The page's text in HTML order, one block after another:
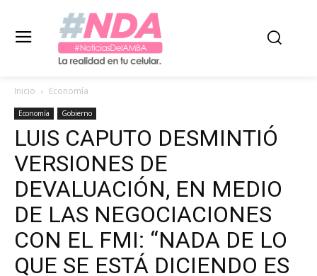
Inicio Economía
Economía Gobierno
LUIS CAPUTO DESMINTIÓ
VERSIONES DE
DEVALUACIÓN, EN MEDIO
DE LAS NEGOCIACIONES
CON EL FMI: “NADA DE LO
QUE SE ESTÁ DICIENDO ES